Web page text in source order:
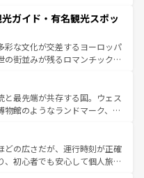
候が異なるスペインはその個
しい。
る。華麗な宮殿、歴史的な大
豊かな自然が、訪れる者を心
ンスは美食の国としても知ら
コ無形文化遺産にも登録されて
多彩な楽しみ方が可能だ。さ
魅力が溢れており、どの街角に
ている。パリ以外の個性あふ
ガイド・有名観光スポッ
彩な文化が交差するヨーロッパ
の街並みが残るロマンチック街
いても飽きることがない。ベ
エルン州のアルプスの絶景、そ
畑といった風景は必見。ビール
ほしい。 なお、新着の
覧を参照してほしい。
と最先端が共存する国。ウェス
物館のようなランドマーク、歴
。また、優雅なアフタヌーン
まらない英国パブ、サッカー観
きる体験も豊富。イギリスを旅
どの広さだが、運行時刻が正確
、初心者でも安心して個人旅行